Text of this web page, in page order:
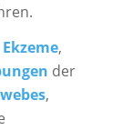
Ekzeme,
der
,